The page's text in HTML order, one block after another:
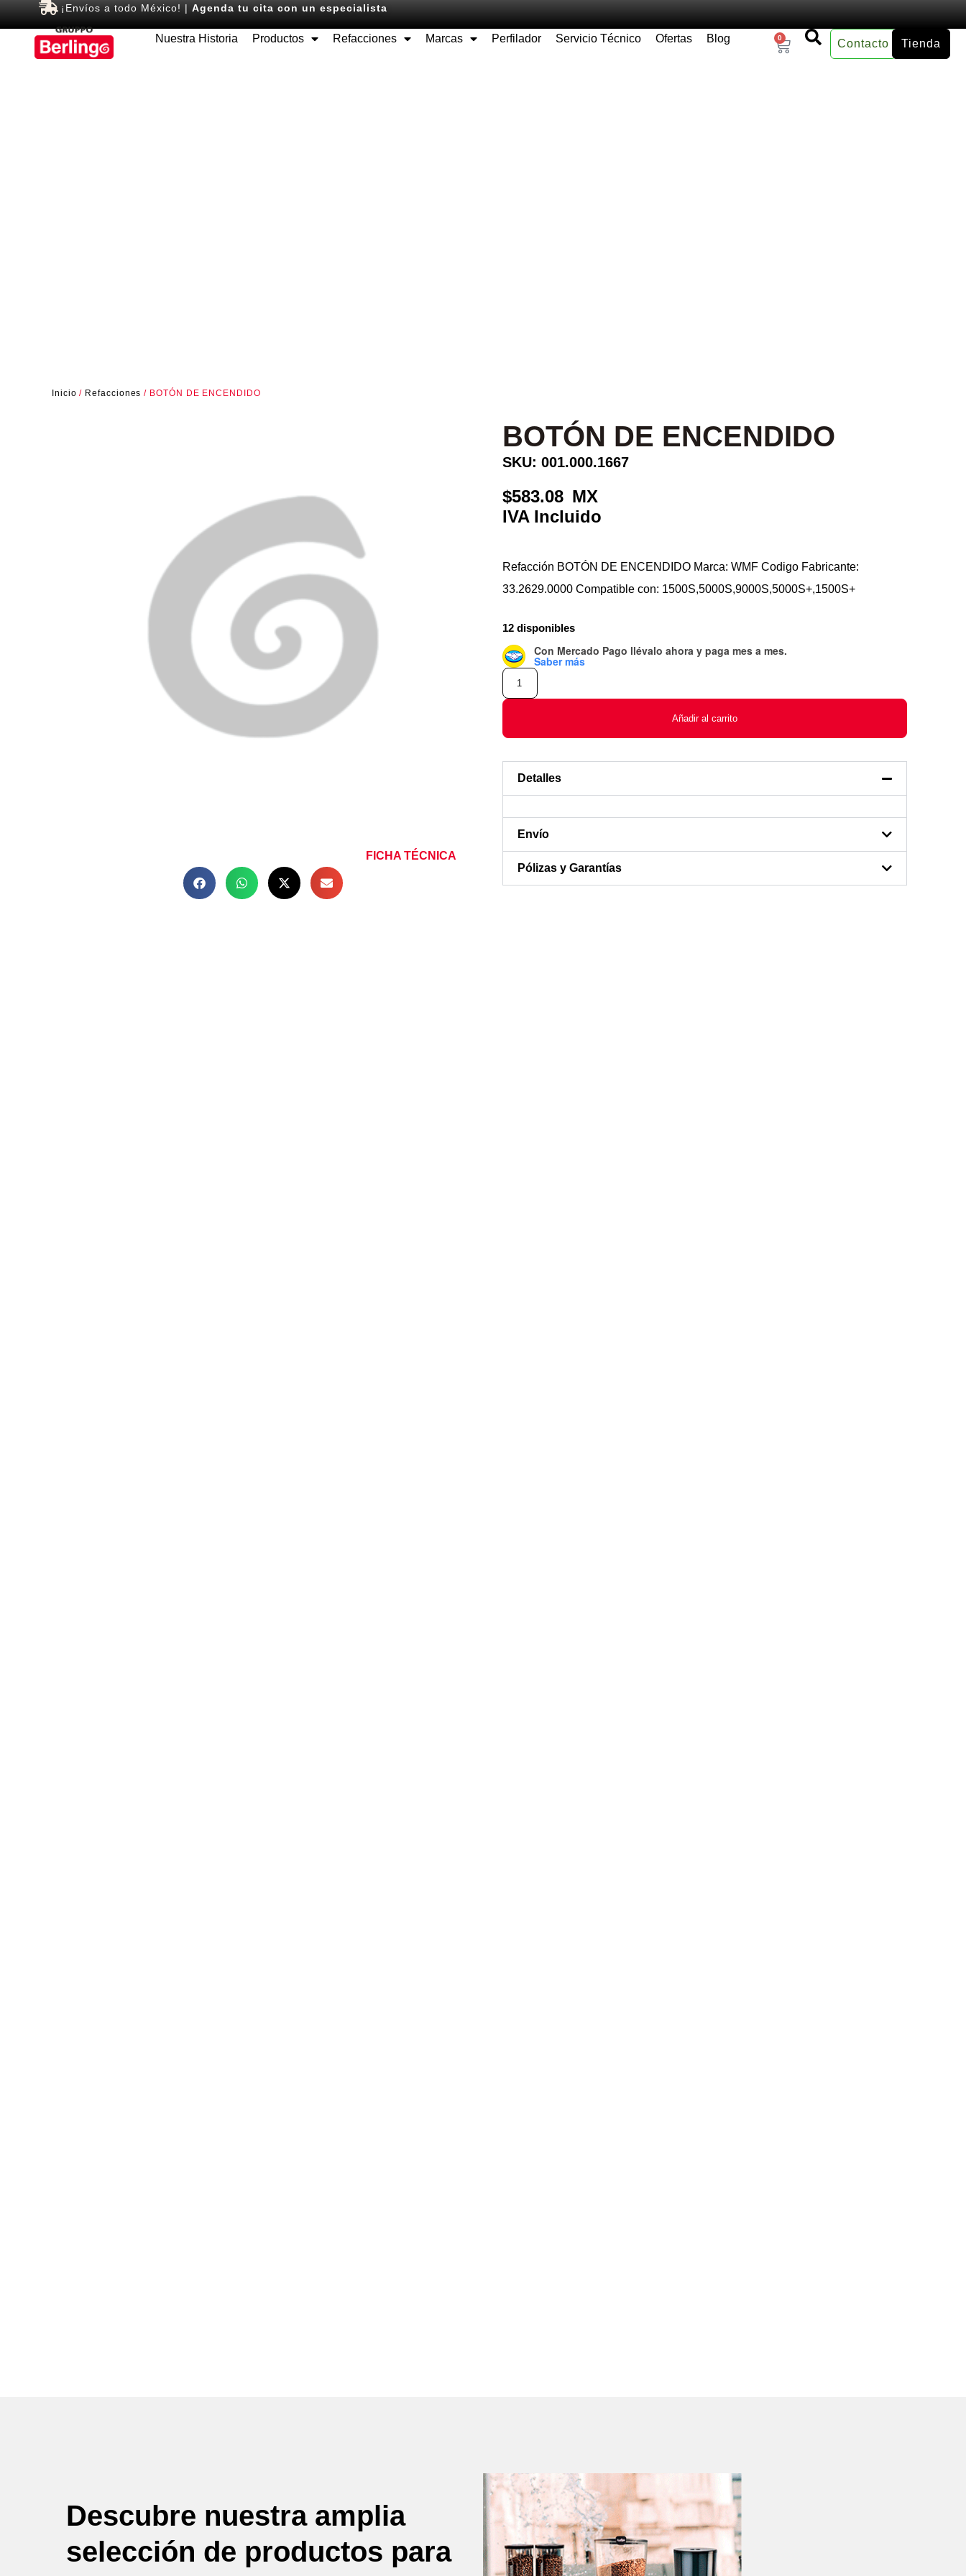
¡Envíos a todo México! | Agenda tu cita con un especialista
Nuestra Historia Productos Refacciones Marcas Perfilador Servicio Técnico Ofertas Blog 0 Contacto Tienda
Inicio / Refacciones / BOTÓN DE ENCENDIDO
FICHA TÉCNICA
BOTÓN DE ENCENDIDO
SKU: 001.000.1667
583.08
Refacción BOTÓN DE ENCENDIDO Marca: WMF Codigo Fabricante:
33.2629.0000 Compatible con: 1500S,5000S,9000S,5000S+,1500S+
12 disponibles
Con Mercado Pago llévalo ahora y paga mes a mes.
Saber más
Añadir al carrito
Detalles
Envío
Pólizas y Garantías
Descubre nuestra amplia
selección de productos para
Equipos